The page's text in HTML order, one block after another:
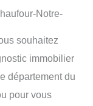
Notre-
souhaitez
immobilier
département du
pour vous